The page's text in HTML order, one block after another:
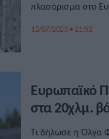
πλασάρισμα στο
12/07/2023 • 21:52
Ευρωπαϊκό
στα 20χλμ.
Τι δήλωσε η Όλγα